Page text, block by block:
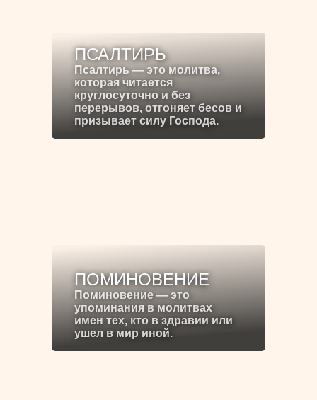
ПСАЛТИРЬ
Псалтирь — это молитва,
которая читается
круглосуточно и без
перерывов, отгоняет бесов и
призывает силу Господа.
ПОМИНОВЕНИЕ
Поминовение — это
упоминания в молитвах
имен тех, кто в здравии или
ушел в мир иной.